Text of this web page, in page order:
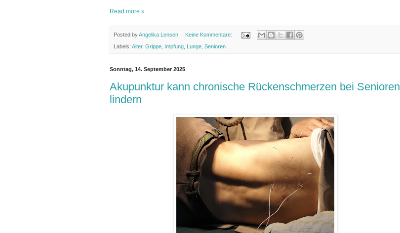
Read more »
Posted byAngelika Lensen Keine Kommentare:
Labels: Alter, Grippe, Impfung, Lunge, Senioren
Sonntag, 14. September 2025
Akupunktur kann chronische Rückenschmerzen bei Senioren
lindern